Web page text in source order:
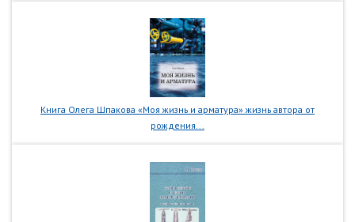
Книга Олега Шпакова «Моя жизнь и арматура» жизнь автора от
рождения...